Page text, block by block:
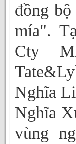
đồng
mía".
Cty
Nghĩa
Nghĩa
vùng